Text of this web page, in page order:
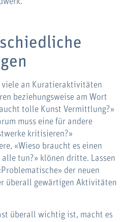
viele an Kuratieraktivitäten
beziehungsweise am Wort
tolle Kunst Vermittlung?»
muss eine für andere
kritisieren?»
«Wieso braucht es einen
tun?» klönen dritte. Lassen
der neuen
überall gewärtigen Aktivitäten
überall wichtig ist, macht es